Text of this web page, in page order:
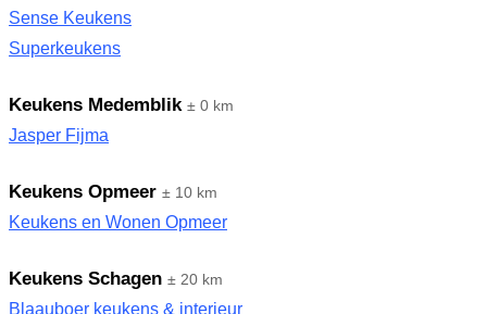
Sense Keukens
Superkeukens
Keukens Medemblik ± 0 km
Jasper Fijma
Keukens Opmeer ± 10 km
Keukens en Wonen Opmeer
Keukens Schagen ± 20 km
Blaauboer keukens & interieur